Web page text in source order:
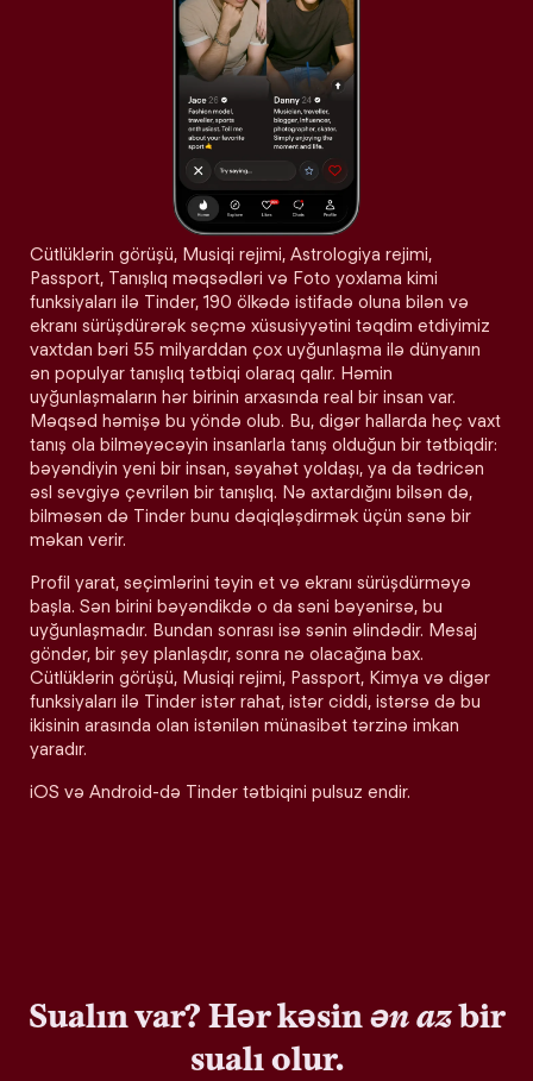
Cütlüklərin görüşü, Musiqi rejimi, Astrologiya rejimi,
Passport, Tanışlıq məqsədləri və Foto yoxlama kimi
funksiyaları ilə Tinder, 190 ölkədə istifadə oluna bilən və
ekranı sürüşdürərək seçmə xüsusiyyətini təqdim etdiyimiz
vaxtdan bəri 55 milyarddan çox uyğunlaşma ilə dünyanın
ən populyar tanışlıq tətbiqi olaraq qalır. Həmin
uyğunlaşmaların hər birinin arxasında real bir insan var.
Məqsəd həmişə bu yöndə olub. Bu, digər hallarda heç vaxt
tanış ola bilməyəcəyin insanlarla tanış olduğun bir tətbiqdir:
bəyəndiyin yeni bir insan, səyahət yoldaşı, ya da tədricən
əsl sevgiyə çevrilən bir tanışlıq. Nə axtardığını bilsən də,
bilməsən də Tinder bunu dəqiqləşdirmək üçün sənə bir
məkan verir.
Profil yarat, seçimlərini təyin et və ekranı sürüşdürməyə
başla. Sən birini bəyəndikdə o da səni bəyənirsə, bu
uyğunlaşmadır. Bundan sonrası isə sənin əlindədir. Mesaj
göndər, bir şey planlaşdır, sonra nə olacağına bax.
Cütlüklərin görüşü, Musiqi rejimi, Passport, Kimya və digər
funksiyaları ilə Tinder istər rahat, istər ciddi, istərsə də bu
ikisinin arasında olan istənilən münasibət tərzinə imkan
yaradır.
iOS və Android-də Tinder tətbiqini pulsuz endir.
Sualın var? Hər kəsinən azbir
sualı olur.